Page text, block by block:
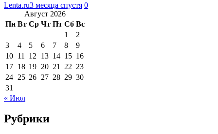
Lenta.ru3 месяца спустя 0
Август 2026
Пн Вт Ср Чт Пт Сб Вс
1
2
3
4 5 6 7 8
9
10 11 12 13 14 15 16
17 18 19 20 21 22 23
24 25 26 27 28 29 30
31
« Июл
Рубрики